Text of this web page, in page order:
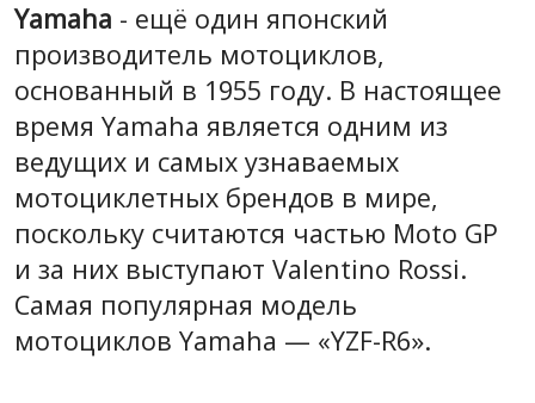
Yamaha - ещё один японский
производитель мотоциклов,
основанный в 1955 году. В настоящее
время Yamaha является одним из
ведущих и самых узнаваемых
мотоциклетных брендов в мире,
поскольку считаются частью Moto GP
и за них выступают Valentino Rossi.
Самая популярная модель
мотоциклов Yamaha — «YZF-R6».